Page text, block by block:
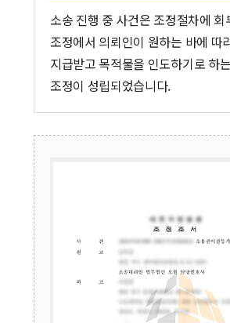
소송 진행 중 사건은 조정절차에 회
조정에서 의뢰인이 원하는 바에 따
지급받고 목적물을 인도하기로 하
조정이 성립되었습니다.